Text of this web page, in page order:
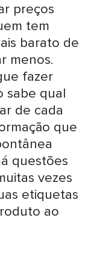
preços
tem
barato de
menos.
fazer
sabe qual
de cada
que
questões
vezes
etiquetas
ao